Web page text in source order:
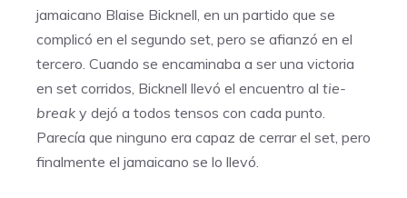
jamaicano Blaise Bicknell, en un partido que se
complicó en el segundo set, pero se afianzó en el
tercero. Cuando se encaminaba a ser una victoria
en set corridos, Bicknell llevó el encuentro al tie-
break y dejó a todos tensos con cada punto.
Parecía que ninguno era capaz de cerrar el set, pero
finalmente el jamaicano se lo llevó.